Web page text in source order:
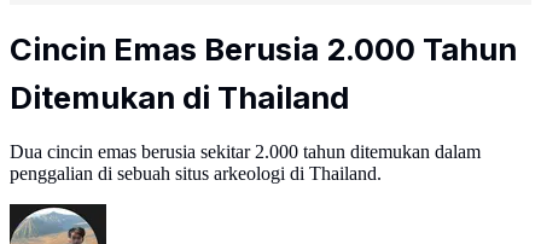
Cincin Emas Berusia 2.000 Tahun
Ditemukan di Thailand
Dua cincin emas berusia sekitar 2.000 tahun ditemukan dalam
penggalian di sebuah situs arkeologi di Thailand.